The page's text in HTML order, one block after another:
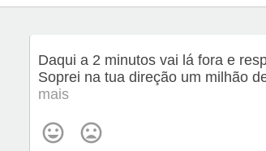
Daqui a 2 minutos vai lá fora e
Soprei na tua direção um milhão
mais